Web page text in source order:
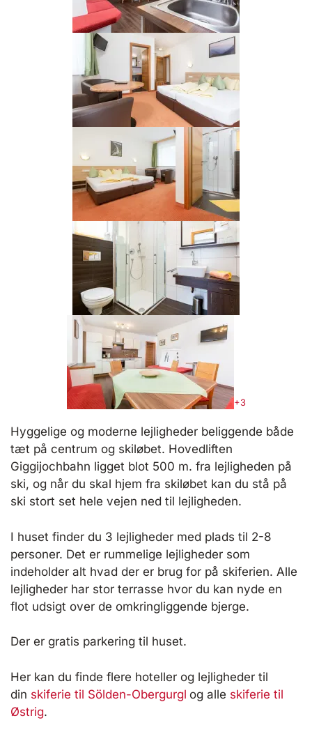
+3
Hyggelige og moderne lejligheder beliggende både
tæt på centrum og skiløbet. Hovedliften
Giggijochbahn ligget blot 500 m. fra lejligheden på
ski, og når du skal hjem fra skiløbet kan du stå på
ski stort set hele vejen ned til lejligheden.
I huset finder du 3 lejligheder med plads til 2-8
personer. Det er rummelige lejligheder som
indeholder alt hvad der er brug for på skiferien. Alle
lejligheder har stor terrasse hvor du kan nyde en
flot udsigt over de omkringliggende bjerge.
Der er gratis parkering til huset.
Her kan du finde flere hoteller og lejligheder til
din skiferie til Sölden-Obergurgl og alle skiferie til
Østrig.